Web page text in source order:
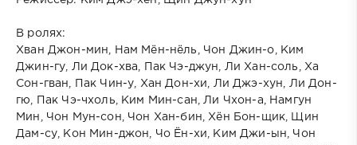
В ролях:
Хван Джон-мин, Нам Мён-нёль, Чон Джин-о, Ким
Джин-гу, Ли Док-хва, Пак Чэ-джун, Ли Хан-соль, Ха
Сон-гван, Пак Чин-у, Хан Дон-хи, Ли Джэ-хун, Ли Дон-
гю, Пак Чэ-чхоль, Ким Мин-сан, Ли Чхон-а, Намгун
Мин, Чон Мун-сон, Чон Хан-бин, Хён Бон-щик, Щин
Дам-су, Кон Мин-джон, Чо Ён-хи, Ким Джи-ын, Чон